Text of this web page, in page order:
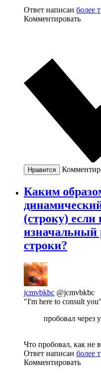
Ответ написан более
Комментировать
Нравится
Каким
(строку) если
изначальный
строки?
jcmvbkbc @jcmvbkbc
"I'm here to consult
пробовал через
Что пробовал, как не
Ответ написан более
Комментировать